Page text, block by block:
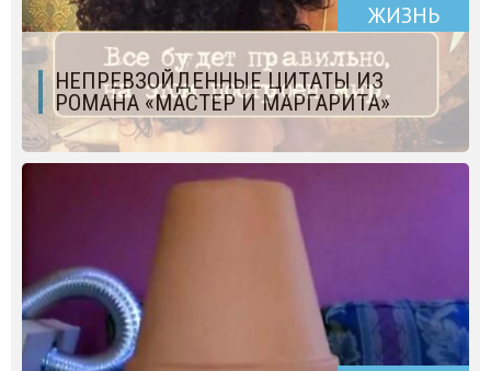
ЖИЗНЬ
НЕПРЕВЗОЙДЕННЫЕ ЦИТАТЫ ИЗ
РОМАНА «МАСТЕР И МАРГАРИТА»